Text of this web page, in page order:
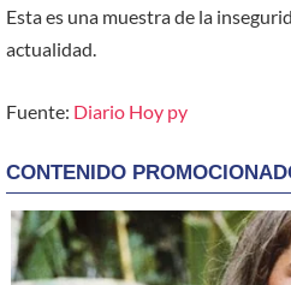
Esta es una muestra de la
actualidad.
Fuente: Diario Hoy py